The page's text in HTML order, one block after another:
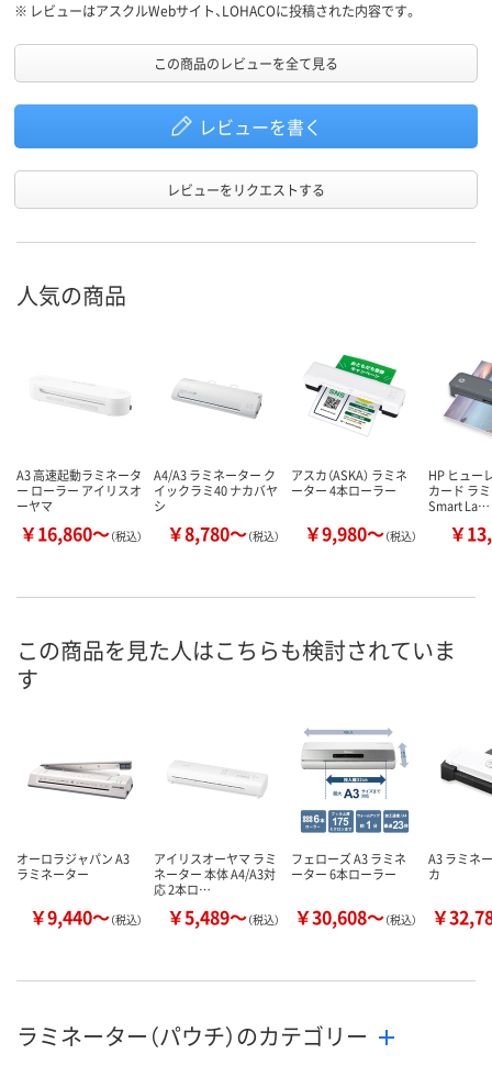
※ レビューはアスクルWebサイト、LOHACOに投稿された内容です。
この商品のレビューを全て見る
レビューを書く
レビューをリクエストする
人気の商品
A3 高速起動ラミネータ
ー ローラー アイリスオ
ーヤマ
￥16,860～（税込）
A4/A3 ラミネーター ク
イックラミ40 ナカバヤ
シ
￥8,780～（税込）
アスカ（ASKA） ラミネ
ーター 4本ローラー
￥9,980～（税込）
HP ヒュー
カード ラ
Smart La…
￥
この商品を見た人はこちらも検討されていま
す
オーロラジャパン A3
ラミネーター
￥9,440～（税込）
アイリスオーヤマ ラミ
ネーター 本体 A4/A3対
応 2本ロ…
￥5,489～（税込）
フェローズ A3 ラミネ
ーター 6本ローラー
￥30,608～（税込）
A3 ラミネ
カ
￥
ラミネーター（パウチ）のカテゴリー